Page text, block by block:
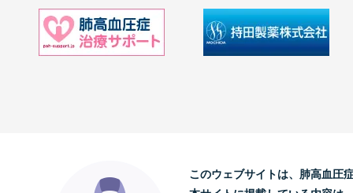
このウェブサイトは、肺高血圧